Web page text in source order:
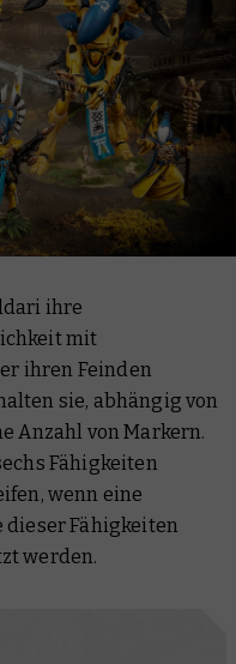
ihre
mit
ihren Feinden
sie, abhängig von
Anzahl von Markern.
Fähigkeiten
wenn eine
dieser Fähigkeiten
werden.